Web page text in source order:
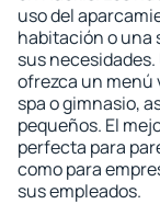
uso del
habitación o una
sus
ofrezca un menú
spa o gimnasio,
pequeños. El
perfecta para
como para
sus empleados.